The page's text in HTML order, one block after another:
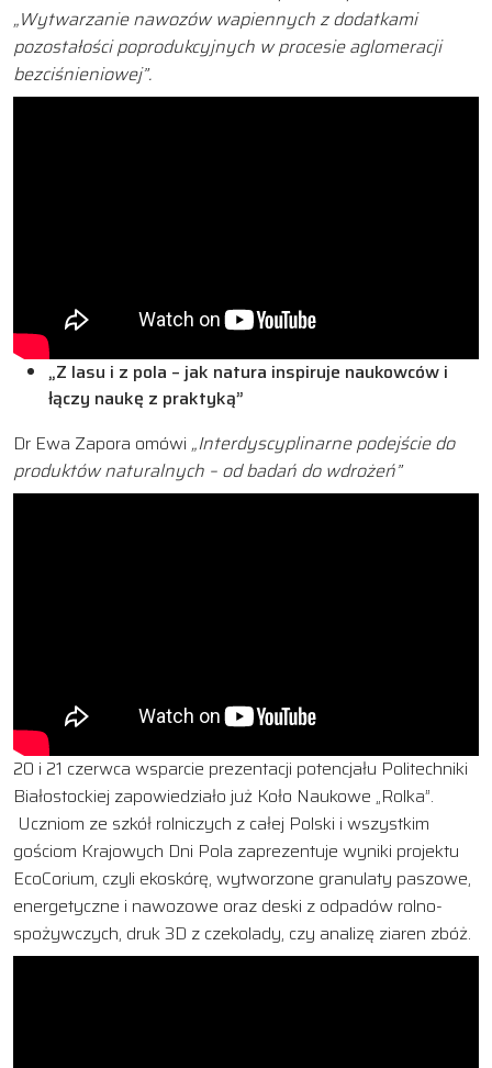
„Wytwarzanie nawozów wapiennych z dodatkami
pozostałości poprodukcyjnych w procesie aglomeracji
bezciśnieniowej”.
„Z lasu i z pola – jak natura inspiruje naukowców i
łączy naukę z praktyką”
Dr Ewa Zapora omówi „Interdyscyplinarne podejście do
produktów naturalnych – od badań do wdrożeń”
20 i 21 czerwca wsparcie prezentacji potencjału Politechniki
Białostockiej zapowiedziało już Koło Naukowe „Rolka”.
Uczniom ze szkół rolniczych z całej Polski i wszystkim
gościom Krajowych Dni Pola zaprezentuje wyniki projektu
EcoCorium, czyli ekoskórę, wytworzone granulaty paszowe,
energetyczne i nawozowe oraz deski z odpadów rolno-
spożywczych, druk 3D z czekolady, czy analizę ziaren zbóż.